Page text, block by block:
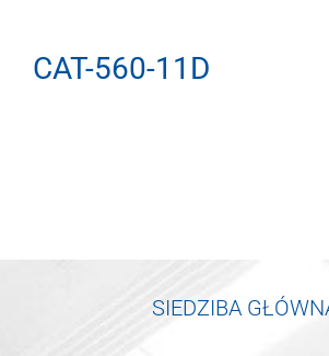
CAT-560-11D
SIEDZIBA